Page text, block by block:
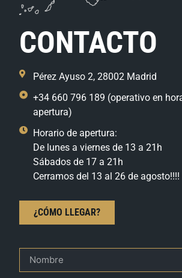
CONTACTO
Pérez Ayuso 2, 28002 Madrid
+34 660 796 189 (operativo en
apertura)
Horario de apertura:
De lunes a viernes de 13 a 21h
Sábados de 17 a 21h
Cerramos del 13 al 26 de agosto!!!!
¿CÓMO LLEGAR?